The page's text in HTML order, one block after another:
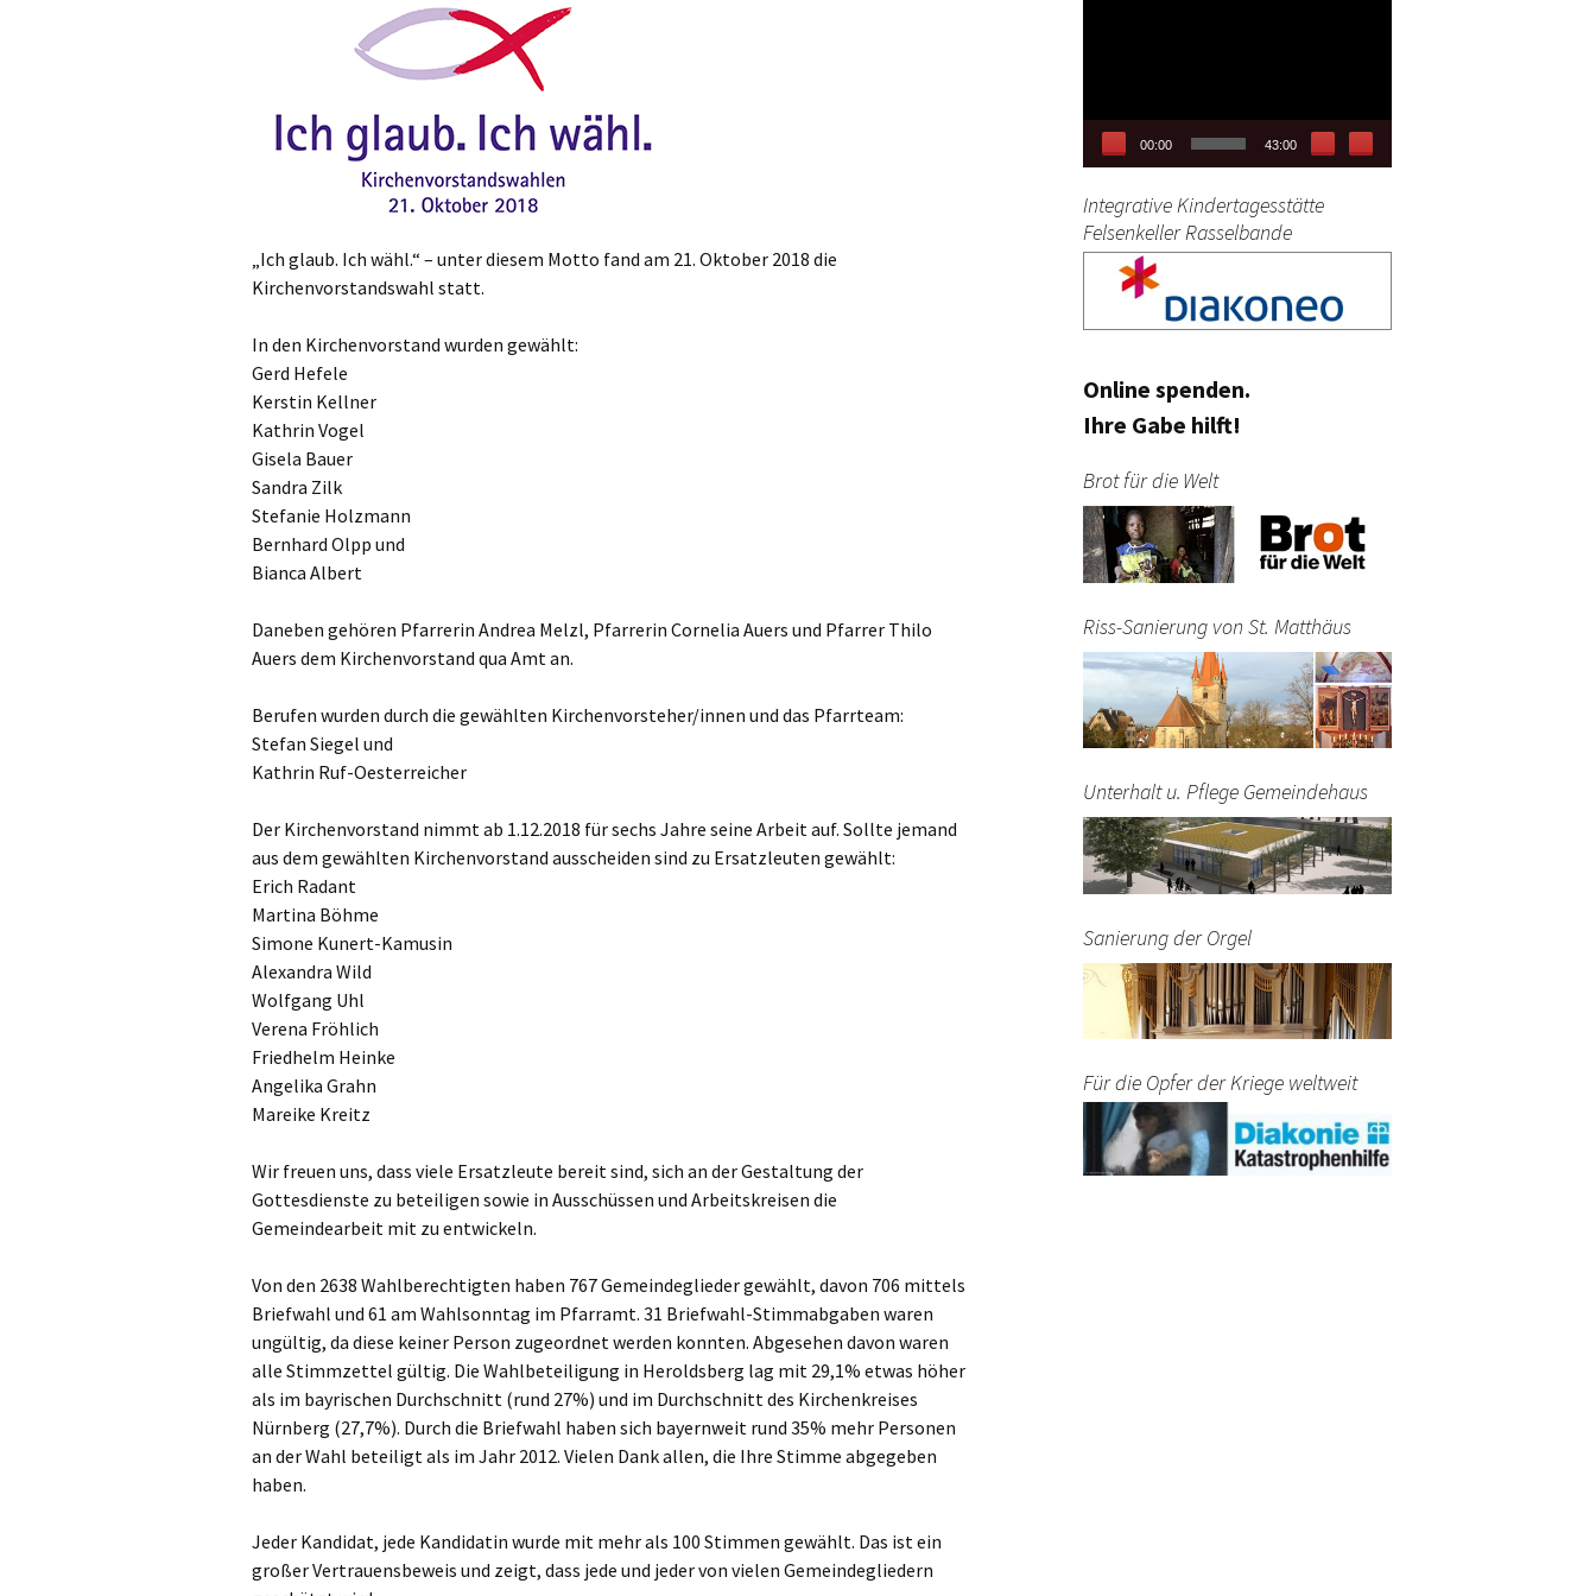
Gottesdienste und
Veranstaltungen
„Ich glaub. Ich wähl.“ – unter diesem Motto fand am 21. Oktober 2018 die
Kirchenvorstandswahl statt.
In den Kirchenvorstand wurden gewählt:
Gerd Hefele
Kerstin Kellner
Kathrin Vogel
Gisela Bauer
Sandra Zilk
Stefanie Holzmann
Bernhard Olpp und
Bianca Albert
Daneben gehören Pfarrerin Andrea Melzl, Pfarrerin Cornelia Auers und Pfarrer Thilo
Auers dem Kirchenvorstand qua Amt an.
Berufen wurden durch die gewählten Kirchenvorsteher/innen und das Pfarrteam:
Stefan Siegel und
Kathrin Ruf-Oesterreicher
Der Kirchenvorstand nimmt ab 1.12.2018 für sechs Jahre seine Arbeit auf. Sollte jemand
aus dem gewählten Kirchenvorstand ausscheiden sind zu Ersatzleuten gewählt:
Erich Radant
Martina Böhme
Simone Kunert-Kamusin
Alexandra Wild
Wolfgang Uhl
Verena Fröhlich
Friedhelm Heinke
Angelika Grahn
Mareike Kreitz
Wir freuen uns, dass viele Ersatzleute bereit sind, sich an der Gestaltung der
Gottesdienste zu beteiligen sowie in Ausschüssen und Arbeitskreisen die
Gemeindearbeit mit zu entwickeln.
Von den 2638 Wahlberechtigten haben 767 Gemeindeglieder gewählt, davon 706 mittels
Briefwahl und 61 am Wahlsonntag im Pfarramt. 31 Briefwahl-Stimmabgaben waren
ungültig, da diese keiner Person zugeordnet werden konnten. Abgesehen davon waren
alle Stimmzettel gültig. Die Wahlbeteiligung in Heroldsberg lag mit 29,1% etwas höher
als im bayrischen Durchschnitt (rund 27%) und im Durchschnitt des Kirchenkreises
Nürnberg (27,7%). Durch die Briefwahl haben sich bayernweit rund 35% mehr Personen
an der Wahl beteiligt als im Jahr 2012. Vielen Dank allen, die Ihre Stimme abgegeben
haben.
Jeder Kandidat, jede Kandidatin wurde mit mehr als 100 Stimmen gewählt. Das ist ein
großer Vertrauensbeweis und zeigt, dass jede und jeder von vielen Gemeindegliedern
00:00 43:00
Integrative Kindertagesstätte
Felsenkeller Rasselbande
Online spenden.
Ihre Gabe hilft!
Brot für die Welt
Riss-Sanierung von St. Matthäus
Unterhalt u. Pflege Gemeindehaus
Sanierung der Orgel
Für die Opfer der Kriege weltweit